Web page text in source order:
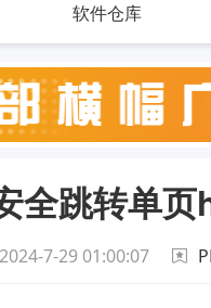
软件仓库
全跳转单
2024-7-29 01:00:07